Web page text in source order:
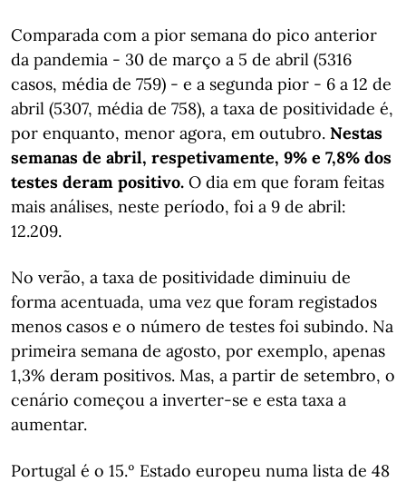
Comparada com a pior semana do pico anterior
da pandemia - 30 de março a 5 de abril (5316
casos, média de 759) - e a segunda pior - 6 a 12 de
abril (5307, média de 758), a taxa de positividade é,
por enquanto, menor agora, em outubro. Nestas
semanas de abril, respetivamente, 9% e 7,8% dos
testes deram positivo. O dia em que foram feitas
mais análises, neste período, foi a 9 de abril:
12.209.
No verão, a taxa de positividade diminuiu de
forma acentuada, uma vez que foram registados
menos casos e o número de testes foi subindo. Na
primeira semana de agosto, por exemplo, apenas
1,3% deram positivos. Mas, a partir de setembro, o
cenário começou a inverter-se e esta taxa a
aumentar.
Portugal é o 15.º Estado europeu numa lista de 48